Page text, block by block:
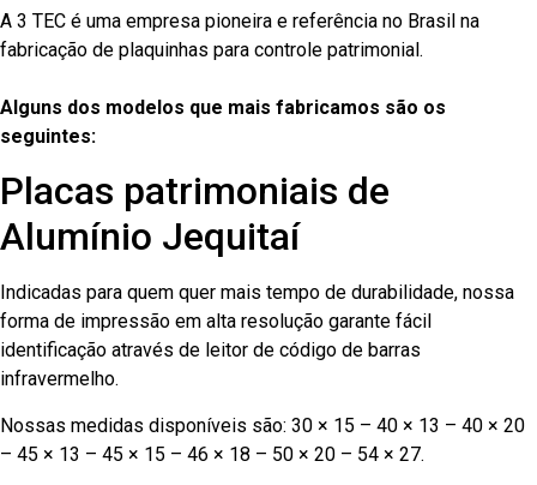
A 3 TEC é uma empresa pioneira e referência no Brasil na
fabricação de plaquinhas para controle patrimonial.
Alguns dos modelos que mais fabricamos são os
seguintes:
Placas patrimoniais de
Alumínio Jequitaí
Indicadas para quem quer mais tempo de durabilidade, nossa
forma de impressão em alta resolução garante fácil
identificação através de leitor de código de barras
infravermelho.
Nossas medidas disponíveis são: 30 × 15 – 40 × 13 – 40 × 20
– 45 × 13 – 45 × 15 – 46 × 18 – 50 × 20 – 54 × 27.